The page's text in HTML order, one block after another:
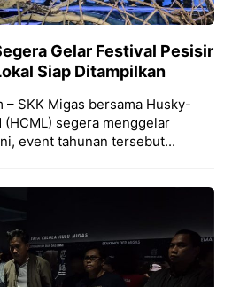
Gelar Festival Pesisir
Siap Ditampilkan
– SKK Migas bersama Husky-
(HCML) segera menggelar
event tahunan tersebut...